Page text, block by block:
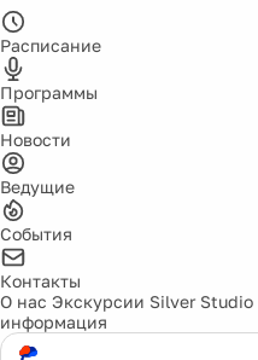
Расписание
Программы
Новости
Ведущие
События
Контакты
О нас Экскурсии Silver Studio
информация